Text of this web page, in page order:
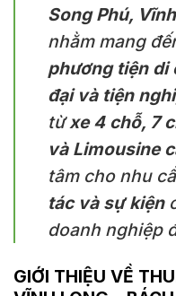
Song Phú,
nhằm mang
phương tiện di
đại và tiện nghi
từxe 4 chỗ, 7
và Limousine
tâm cho nhu
tác và sự kiện
doanh nghiệp
GIỚI THIỆU VỀ